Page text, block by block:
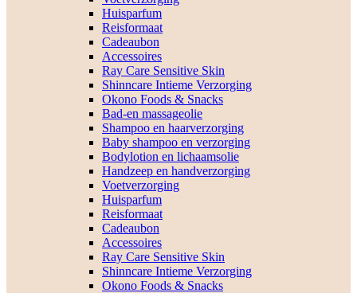
Huisparfum
Reisformaat
Cadeaubon
Accessoires
Ray Care Sensitive Skin
Shinncare Intieme Verzorging
Okono Foods & Snacks
Bad-en massageolie
Shampoo en haarverzorging
Baby shampoo en verzorging
Bodylotion en lichaamsolie
Handzeep en handverzorging
Voetverzorging
Huisparfum
Reisformaat
Cadeaubon
Accessoires
Ray Care Sensitive Skin
Shinncare Intieme Verzorging
Okono Foods & Snacks